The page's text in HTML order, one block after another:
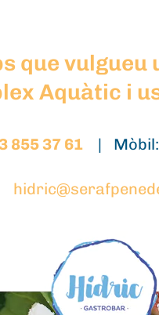
que vulgueu
Aquàtic i
855 37 61 | Mòbil: